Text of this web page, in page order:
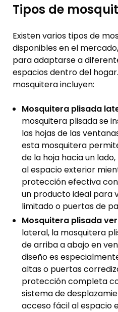
Tipos de
Existen varios tipos de
disponibles en el
para adaptarse a
espacios dentro del
mosquitera incluyen:
Mosquitera plisada
mosquitera plisada se
las hojas de las
esta mosquitera
de la hoja hacia un
al espacio exterior
protección efectiva
un producto ideal para
limitado o puertas de
Mosquitera plisada
lateral, la mosquitera
de arriba a abajo en
diseño es
altas o puertas
protección completa
sistema de
acceso fácil al espacio